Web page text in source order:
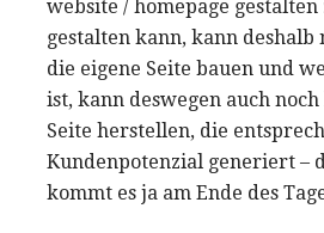
website / homepage gestalten
gestalten kann, kann deshalb
die eigene Seite bauen und
ist, kann deswegen auch
Seite herstellen, die
Kundenpotenzial generiert –
kommt es ja am Ende des